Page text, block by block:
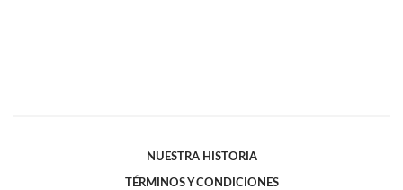
NUESTRA HISTORIA
TÉRMINOS Y CONDICIONES